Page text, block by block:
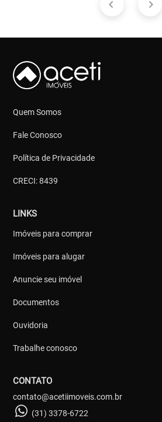
Quem Somos
Fale Conosco
Política de Privacidade
CRECI: 8439
LINKS
Imóveis para comprar
Imóveis para alugar
Anuncie seu imóvel
Documentos
Ouvidoria
Trabalhe conosco
CONTATO
contato@acetiimoveis.com.br
(31) 3378-6722